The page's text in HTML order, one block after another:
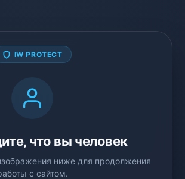
IW PROTECT
что вы человек
ниже для продолжения
с сайтом.